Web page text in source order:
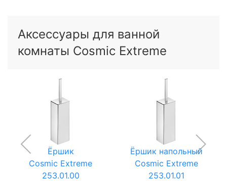
Аксессуары для ванной
комнаты Cosmic Extreme
Ёршик
Cosmic Extreme
253.01.00
Ёршик напольный
Cosmic Extreme
253.01.01